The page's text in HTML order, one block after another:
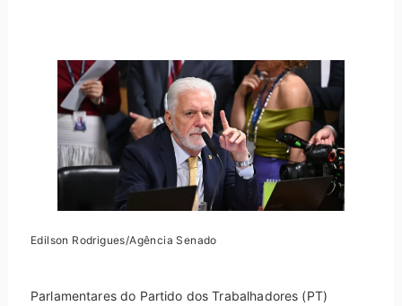
Edilson Rodrigues/Agência Senado
Parlamentares do Partido dos Trabalhadores (PT)